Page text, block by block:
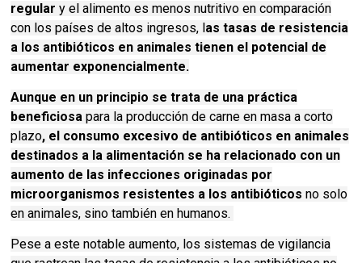
regulary el alimento es menos nutritivo en comparación
con los países de altos ingresos, las tasas de resistencia
a los antibióticos en animales tienen el potencial de
aumentar exponencialmente.
Aunque en un principio se trata de una práctica
beneficiosa para la producción de carne en masa a corto
plazo, el consumo excesivo de antibióticos en animales
destinados a la alimentación se ha relacionado con un
aumento de las infecciones originadas por
microorganismos resistentes a los antibióticos no solo
en animales, sino también en humanos.
Pese a este notable aumento, los sistemas de vigilancia